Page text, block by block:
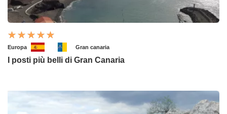
Europa Gran canaria
I posti più belli di Gran Canaria